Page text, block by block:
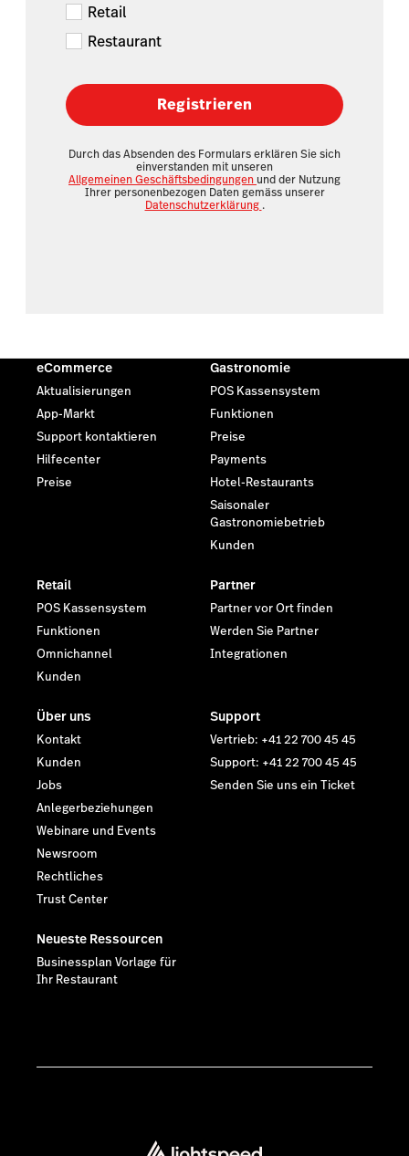
Retail
Restaurant
Registrieren
Durch das Absenden des Formulars erklären Sie sich
einverstanden mit unseren
Allgemeinen Geschäftsbedingungen und der Nutzung
Ihrer personenbezogen Daten gemäss unserer
Datenschutzerklärung .
eCommerce
Aktualisierungen
App-Markt
Support kontaktieren
Hilfecenter
Preise
Gastronomie
POS Kassensystem
Funktionen
Preise
Payments
Hotel-Restaurants
Saisonaler
Gastronomiebetrieb
Kunden
Retail
POS Kassensystem
Funktionen
Omnichannel
Kunden
Partner
Partner vor Ort finden
Werden Sie Partner
Integrationen
Über uns
Kontakt
Kunden
Jobs
Anlegerbeziehungen
Webinare und Events
Newsroom
Rechtliches
Trust Center
Support
Vertrieb: +41 22 700 45 45
Support: +41 22 700 45 45
Senden Sie uns ein Ticket
Neueste Ressourcen
Businessplan Vorlage für
Ihr Restaurant